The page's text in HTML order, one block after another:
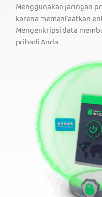
Menggunakan jaringan
karena memanfaatkan
Mengenkripsi data
pribadi Anda.